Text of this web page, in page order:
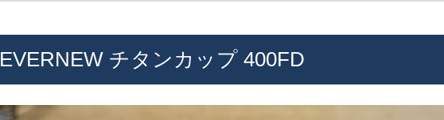
EVERNEW チタンカップ 400FD